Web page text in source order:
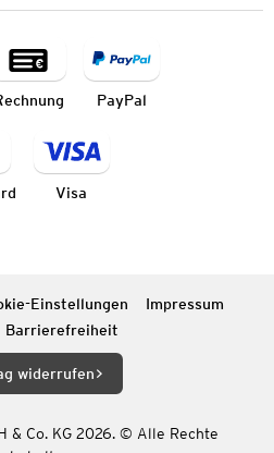
PayPal
Visa
Einstellungen
Impressum
Barrierefreiheit
widerrufen
& Co. KG 2026. © Alle Rechte